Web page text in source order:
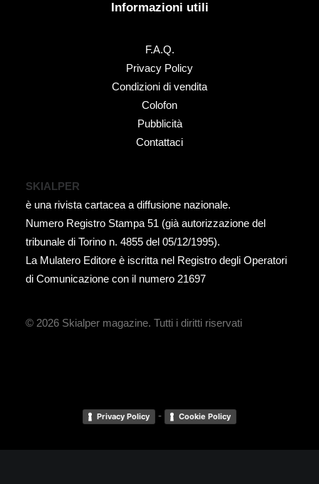
Informazioni utili
F.A.Q.
Privacy Policy
Condizioni di vendita
Colofon
Pubblicità
Contattaci
SKIALPER
è una rivista cartacea a diffusione nazionale.
Numero Registro Stampa 51 (già autorizzazione del
tribunale di Torino n. 4855 del 05/12/1995).
La Mulatero Editore è iscritta nel Registro degli Operatori
di Comunicazione con il numero 21697
© 2026 Skialper magazine. Tutti i diritti riservati
Privacy Policy - Cookie Policy